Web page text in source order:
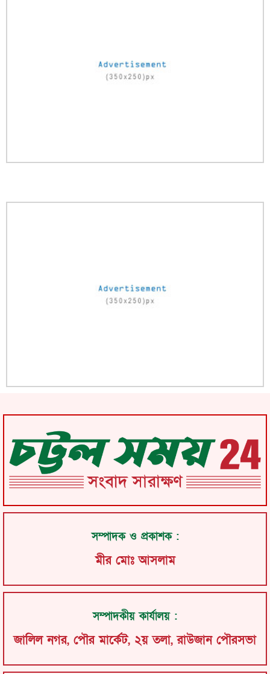
সম্পাদক ও প্রকাশক :
মীর মোঃ আসলাম
সম্পাদকীয় কার্যালয় :
জালিল নগর, পৌর মার্কেট, ২য় তলা, রাউজান পৌরসভা